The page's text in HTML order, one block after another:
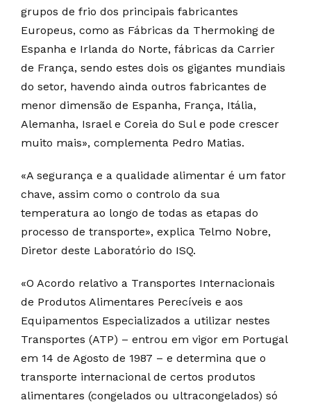
grupos de frio dos principais fabricantes
Europeus, como as Fábricas da Thermoking de
Espanha e Irlanda do Norte, fábricas da Carrier
de França, sendo estes dois os gigantes mundiais
do setor, havendo ainda outros fabricantes de
menor dimensão de Espanha, França, Itália,
Alemanha, Israel e Coreia do Sul e pode crescer
muito mais», complementa Pedro Matias.
«A segurança e a qualidade alimentar é um fator
chave, assim como o controlo da sua
temperatura ao longo de todas as etapas do
processo de transporte», explica Telmo Nobre,
Diretor deste Laboratório do ISQ.
«O Acordo relativo a Transportes Internacionais
de Produtos Alimentares Perecíveis e aos
Equipamentos Especializados a utilizar nestes
Transportes (ATP) – entrou em vigor em Portugal
em 14 de Agosto de 1987 – e determina que o
transporte internacional de certos produtos
alimentares (congelados ou ultracongelados) só